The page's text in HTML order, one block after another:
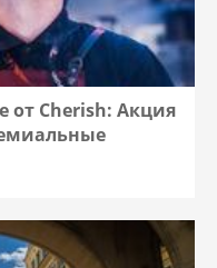
от Cherish: Акция